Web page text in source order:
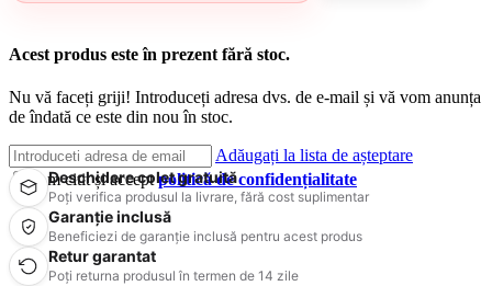
Acest produs este în prezent fără stoc.
Nu vă faceți griji! Introduceți adresa dvs. de e-mail și vă vom anunța
de îndată ce este din nou în stoc.
Adăugați la lista de așteptare
Am citit și acceptpolitică de confidențialitate
Deschidere colet gratuită
Poți verifica produsul la livrare, fără cost suplimentar
Garanție inclusă
Beneficiezi de garanție inclusă pentru acest produs
Retur garantat
Poți returna produsul în termen de 14 zile